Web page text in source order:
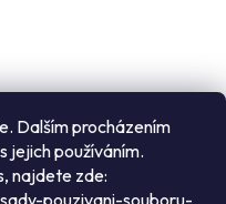
Dalším procházením
jejich používáním.
najdete zde:
pouzivani-souboru-